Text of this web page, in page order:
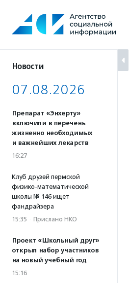
содержанию
Новости
07.08.2026
Препарат «Энхерту»
включили в перечень
жизненно необходимых
и важнейших лекарств
16:27
Клуб друзей пермской
физико-математической
школы № 146 ищет
фандрайзера
15:35 · Прислано НКО
Проект «Школьный друг»
открыл набор участников
на новый учебный год
15:16